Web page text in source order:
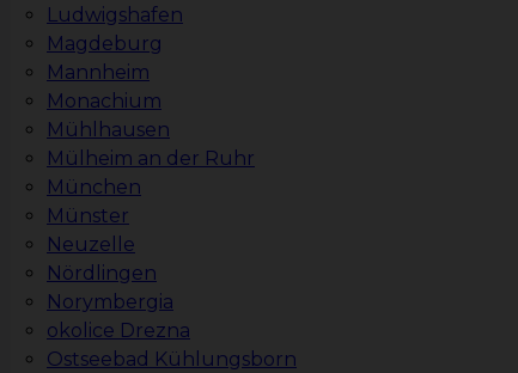
Ludwigshafen
Magdeburg
Mannheim
Monachium
Mühlhausen
Mülheim an der Ruhr
München
Münster
Neuzelle
Nördlingen
Norymbergia
okolice Drezna
Ostseebad Kühlungsborn